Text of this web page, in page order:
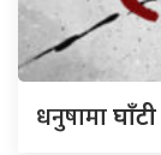
धनुषामा